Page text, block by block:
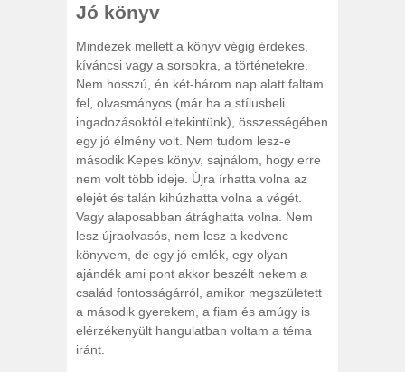
Jó könyv
Mindezek mellett a könyv végig érdekes,
kíváncsi vagy a sorsokra, a történetekre.
Nem hosszú, én két-három nap alatt faltam
fel, olvasmányos (már ha a stílusbeli
ingadozásoktól eltekintünk), összességében
egy jó élmény volt. Nem tudom lesz-e
második Kepes könyv, sajnálom, hogy erre
nem volt több ideje. Újra írhatta volna az
elejét és talán kihúzhatta volna a végét.
Vagy alaposabban átrághatta volna. Nem
lesz újraolvasós, nem lesz a kedvenc
könyvem, de egy jó emlék, egy olyan
ajándék ami pont akkor beszélt nekem a
család fontosságárról, amikor megszületett
a második gyerekem, a fiam és amúgy is
elérzékenyült hangulatban voltam a téma
iránt.